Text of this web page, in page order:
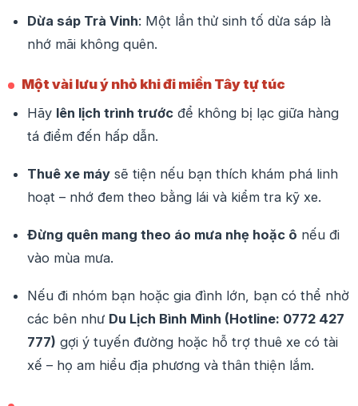
Dừa sáp Trà Vinh: Một lần thử sinh tố dừa sáp là
nhớ mãi không quên.
Một vài lưu ý nhỏ khi đi miền Tây tự túc
Hãy lên lịch trình trước để không bị lạc giữa hàng
tá điểm đến hấp dẫn.
Thuê xe máy sẽ tiện nếu bạn thích khám phá linh
hoạt – nhớ đem theo bằng lái và kiểm tra kỹ xe.
Đừng quên mang theo áo mưa nhẹ hoặc ô nếu đi
vào mùa mưa.
Nếu đi nhóm bạn hoặc gia đình lớn, bạn có thể nhờ
các bên như Du Lịch Bình Mình (Hotline: 0772 427
777) gợi ý tuyến đường hoặc hỗ trợ thuê xe có tài
xế – họ am hiểu địa phương và thân thiện lắm.